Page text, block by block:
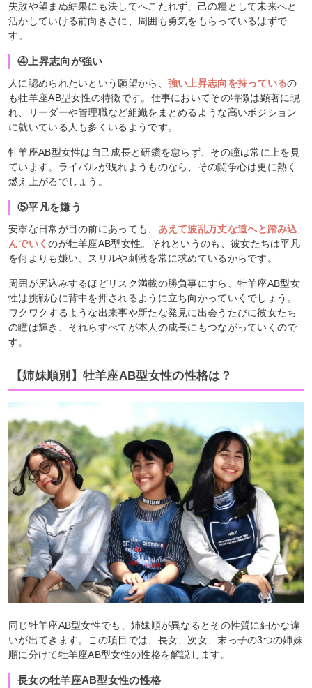
失敗や望まぬ結果にも決してへこたれず、己の糧として未来へと
活かしていける前向きさに、周囲も勇気をもらっているはずで
す。
④上昇志向が強い
人に認められたいという願望から、 強い上昇志向を持っているの
も牡羊座AB型女性の特徴です。仕事においてその特徴は顕著に現
れ、リーダーや管理職など組織をまとめるような高いポジション
に就いている人も多くいるようです。
牡羊座AB型女性は自己成長と研鑽を怠らず、その瞳は常に上を見
ています。ライバルが現れようものなら、その闘争心は更に熱く
燃え上がるでしょう。
⑤平凡を嫌う
安寧な日常が目の前にあっても、 あえて波乱万丈な道へと踏み込
んでいくのが牡羊座AB型女性。それというのも、彼女たちは平凡
を何よりも嫌い、スリルや刺激を常に求めているからです。
周囲が尻込みするほどリスク満載の勝負事にすら、牡羊座AB型女
性は挑戦心に背中を押されるように立ち向かっていくでしょう。
ワクワクするような出来事や新たな発見に出会うたびに彼女たち
の瞳は輝き、それらすべてが本人の成長にもつながっていくので
す。
【姉妹順別】牡羊座AB型女性の性格は？
同じ牡羊座AB型女性でも、姉妹順が異なるとその性質に細かな違
いが出てきます。この項目では、長女、次女、末っ子の3つの姉妹
順に分けて牡羊座AB型女性の性格を解説します。
長女の牡羊座AB型女性の性格